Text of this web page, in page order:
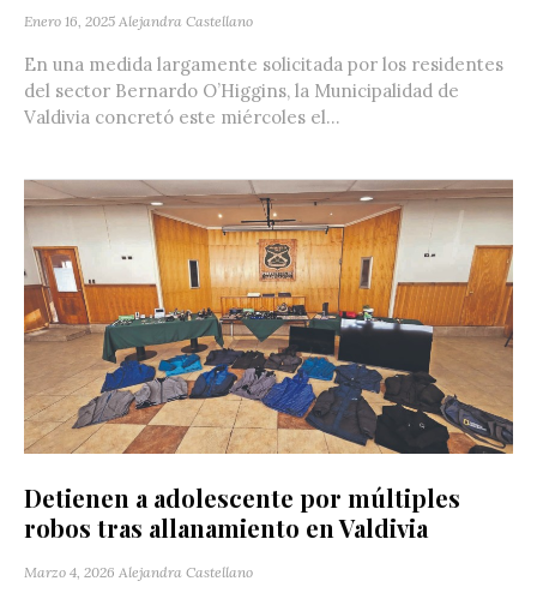
Enero 16, 2025 Alejandra Castellano
En una medida largamente solicitada por los residentes
del sector Bernardo O’Higgins, la Municipalidad de
Valdivia concretó este miércoles el...
Detienen a adolescente por múltiples
robos tras allanamiento en Valdivia
Marzo 4, 2026 Alejandra Castellano